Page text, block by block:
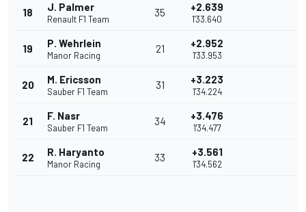
18 J. Palmer
Renault F1 Team
35 +2.639
1'33.640
19 P. Wehrlein
Manor Racing
21 +2.952
1'33.953
20 M. Ericsson
Sauber F1 Team
31 +3.223
1'34.224
21 F. Nasr
Sauber F1 Team
34 +3.476
1'34.477
22 R. Haryanto
Manor Racing
33 +3.561
1'34.562